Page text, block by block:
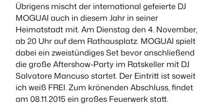
Übrigens mischt der international gefeierte DJ
MOGUAI auch in diesem Jahr in seiner
Heimatstadt mit. Am Dienstag den 4. November,
ab 20 Uhr auf dem Rathausplatz. MOGUAI spielt
dabei ein zweistündiges Set bevor anschließend
die große Aftershow-Party im Ratskeller mit DJ
Salvatore Mancuso startet. Der Eintritt ist soweit
ich weiß FREI. Zum krönenden Abschluss, findet
am 08.11.2015 ein großes Feuerwerk statt.